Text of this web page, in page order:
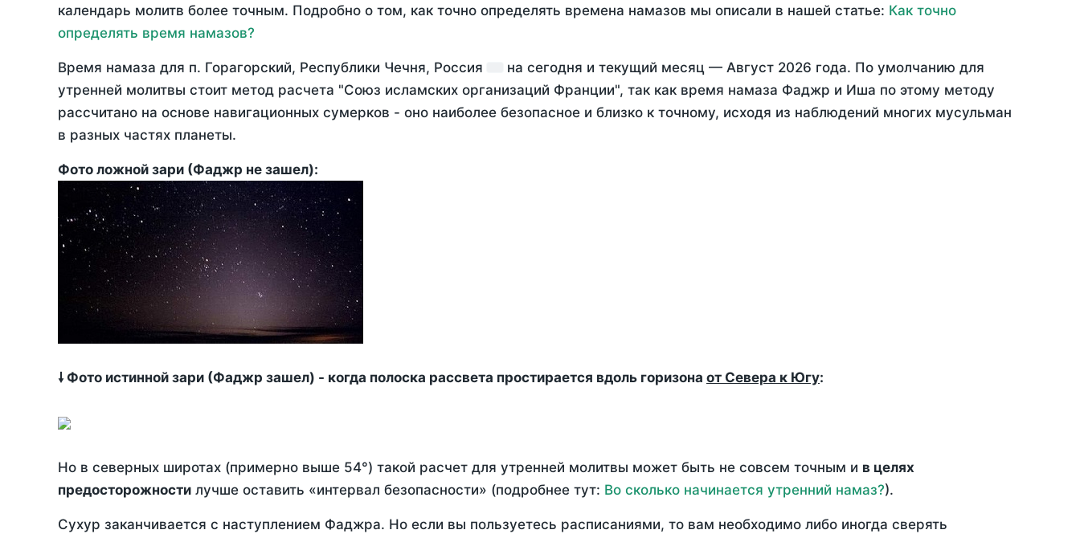
календарь молитв более точным. Подробно о том, как точно определять времена намазов мы описали в нашей статье: Как точно
определять время намазов?
Время намаза для п. Горагорский, Республики Чечня, Россия на сегодня и текущий месяц — Август 2026 года. По умолчанию для
утренней молитвы стоит метод расчета "Союз исламских организаций Франции", так как время намаза Фаджр и Иша по этому методу
рассчитано на основе навигационных сумерков - оно наиболее безопасное и близко к точному, исходя из наблюдений многих мусульман
в разных частях планеты.
Фото ложной зари (Фаджр не зашел):
🠗 Фото истинной зари (Фаджр зашел) - когда полоска рассвета простирается вдоль горизона от Севера к Югу:
Но в северных широтах (примерно выше 54°) такой расчет для утренней молитвы может быть не совсем точным и в целях
предосторожности лучше оставить «интервал безопасности» (подробнее тут: Во сколько начинается утренний намаз?).
Сухур заканчивается с наступлением Фаджра. Но если вы пользуетесь расписаниями, то вам необходимо либо иногда сверять